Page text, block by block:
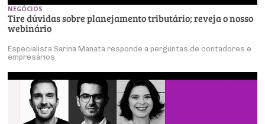
NEGÓCIOS
Tire dúvidas sobre planejamento tributário; reveja o nosso
webinário
Especialista Sarina Manata responde a perguntas de contadores e
empresários